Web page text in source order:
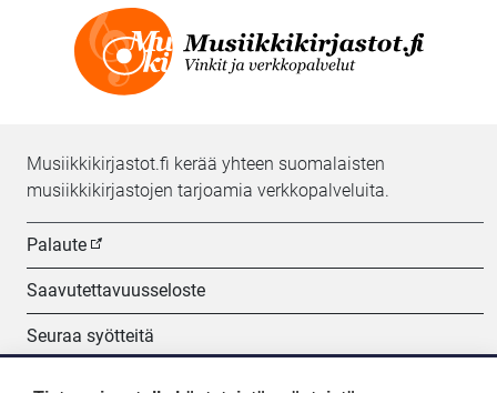
Musiikkikirjastot.fi kerää yhteen suomalaisten
musiikkikirjastojen tarjoamia verkkopalveluita.
Palaute
Saavutettavuusseloste
Seuraa syötteitä